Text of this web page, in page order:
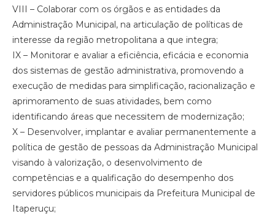
VIII – Colaborar com os órgãos e as entidades da
Administração Municipal, na articulação de políticas de
interesse da região metropolitana a que integra;
IX – Monitorar e avaliar a eficiência, eficácia e economia
dos sistemas de gestão administrativa, promovendo a
execução de medidas para simplificação, racionalização e
aprimoramento de suas atividades, bem como
identificando áreas que necessitem de modernização;
X – Desenvolver, implantar e avaliar permanentemente a
política de gestão de pessoas da Administração Municipal
visando à valorização, o desenvolvimento de
competências e a qualificação do desempenho dos
servidores públicos municipais da Prefeitura Municipal de
Itaperuçu;